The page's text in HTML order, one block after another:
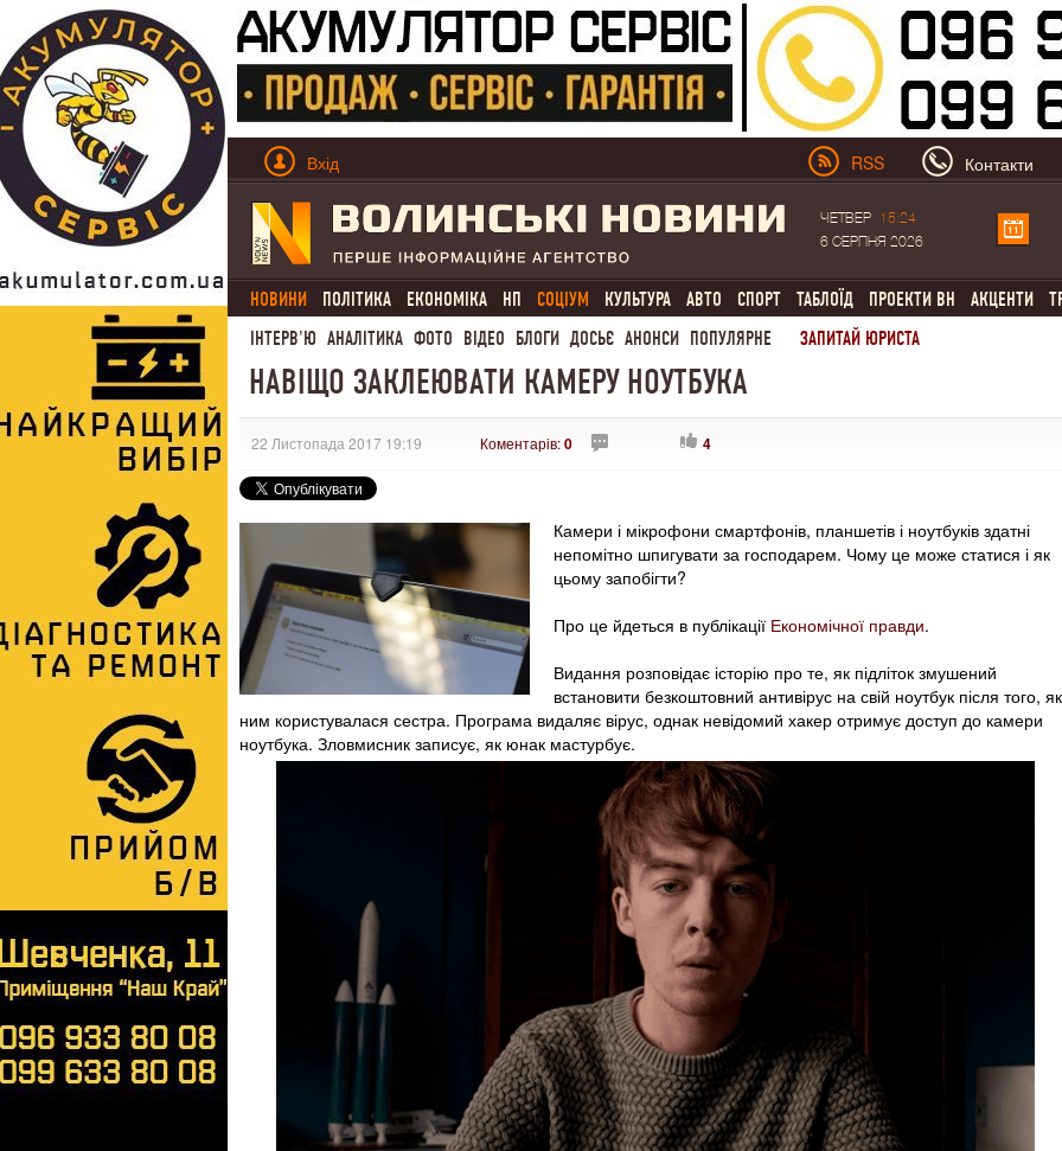
Вхід RSS Контакти
ЧЕТВЕР
15:24
6 СЕРПНЯ 2026
НОВИНИ ПОЛІТИКА ЕКОНОМІКА НП СОЦІУМ КУЛЬТУРА АВТО СПОРТ ТАБЛОЇД ПРОЕКТИ ВН АКЦЕНТИ
ІНТЕРВ'Ю АНАЛІТИКА ФОТО ВІДЕО БЛОГИ ДОСЬЄ АНОНСИ ПОПУЛЯРНЕ ЗАПИТАЙ ЮРИСТА
НАВІЩО ЗАКЛЕЮВАТИ КАМЕРУ НОУТБУКА
22 Листопада 2017 19:19 Коментарів:0 4
Камери і мікрофони смартфонів, планшетів і ноутбуків здатні
непомітно шпигувати за господарем. Чому це може статися і як
цьому запобігти?
Про це йдеться в публікації Економічної правди.
Видання розповідає історію про те, як підліток змушений
встановити безкоштовний антивірус на свій ноутбук після того, як
ним користувалася сестра. Програма видаляє вірус, однак невідомий хакер отримує доступ до камери
ноутбука. Зловмисник записує, як юнак мастурбує.